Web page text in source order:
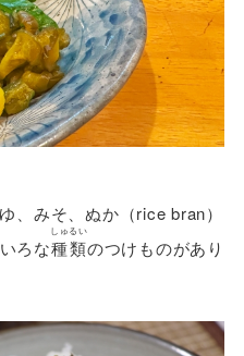
、みそ、ぬか（rice bran）
ろな種類
しゅるい
のつけものがあり